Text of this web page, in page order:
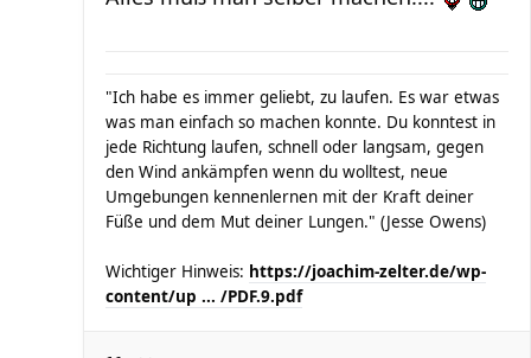
"Ich habe es immer geliebt, zu laufen. Es war etwas
was man einfach so machen konnte. Du konntest in
jede Richtung laufen, schnell oder langsam, gegen
den Wind ankämpfen wenn du wolltest, neue
Umgebungen kennenlernen mit der Kraft deiner
Füße und dem Mut deiner Lungen." (Jesse Owens)
Wichtiger Hinweis: https://joachim-zelter.de/wp-
content/up ... /PDF.9.pdf